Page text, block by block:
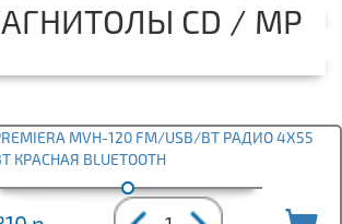
CD / MP
MVH-120 FM/USB/BT РАДИО 4Х55
КРАСНАЯ BLUETOOTH